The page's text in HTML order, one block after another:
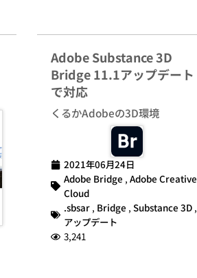
Adobe Substance 3D
Bridge 11.1アップデート
で対応
くるかAdobeの3D環境
2021年06月24日
Adobe Bridge , Adobe Creative
Cloud
.sbsar, Bridge , Substance 3D,
アップデート
3,241